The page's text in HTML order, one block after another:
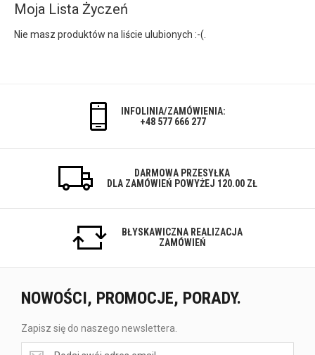
Moja Lista Życzeń
Nie masz produktów na liście ulubionych :-(.
INFOLINIA/ZAMÓWIENIA:
+48 577 666 277
DARMOWA PRZESYŁKA
DLA ZAMÓWIEŃ POWYŻEJ 120.00 ZŁ
BŁYSKAWICZNA REALIZACJA
ZAMÓWIEŃ
NOWOŚCI, PROMOCJE, PORADY.
Zapisz się do naszego newslettera.
Zapisz